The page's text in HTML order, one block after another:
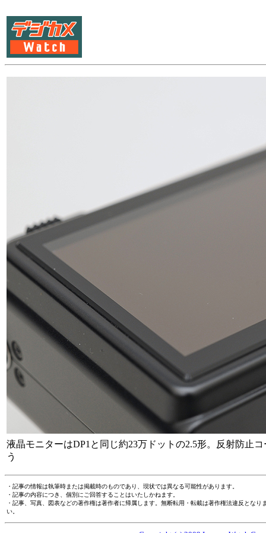
液晶モニターはDP1と同じ約23万ドットの2.5形。反射防止
う
・記事の情報は執筆時または掲載時のものであり、現状では異なる可能性があります。
・記事の内容につき、個別にご回答することはいたしかねます。
・記事、写真、図表などの著作権は著作者に帰属します。無断転用・転載は著作権法違反とな
い。